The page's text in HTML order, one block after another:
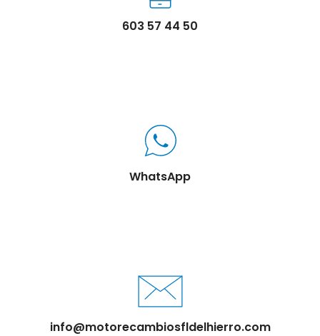
603 57 44 50
WhatsApp
info@motorecambiosfldelhierro.com